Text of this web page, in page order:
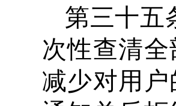
第三十五
次性查清
减少对用